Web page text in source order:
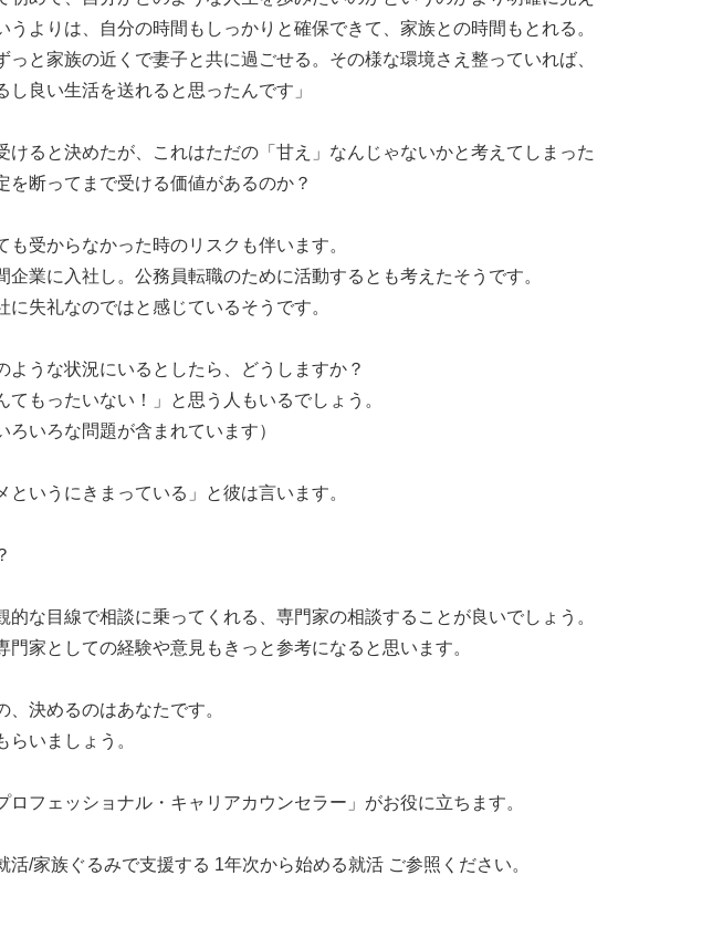
うよりは、自分の時間もしっかりと確保できて、家族との時間もとれる。
っと家族の近くで妻子と共に過ごせる。その様な環境さえ整っていれば、
良い生活を送れると思ったんです」
けると決めたが、これはただの「甘え」なんじゃないかと考えてしまった
を断ってまで受ける価値があるのか？
受からなかった時のリスクも伴います。
企業に入社し。公務員転職のために活動するとも考えたそうです。
失礼なのではと感じているそうです。
ような状況にいるとしたら、どうしますか？
てもったいない！」と思う人もいるでしょう。
ろいろな問題が含まれています）
というにきまっている」と彼は言います。
的な目線で相談に乗ってくれる、専門家の相談することが良いでしょう。
家としての経験や意見もきっと参考になると思います。
決めるのはあなたです。
いましょう。
ロフェッショナル・キャリアカウンセラー」がお役に立ちます。
活/家族ぐるみで支援する 1年次から始める就活 ご参照ください。